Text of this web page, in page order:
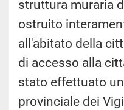
struttura muraria
ostruito
all'abitato della
di accesso alla
stato effettuato
provinciale dei